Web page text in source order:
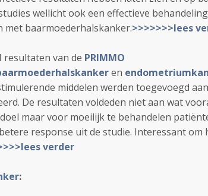
wellicht ook een effectieve
met baarmoederhalskanker.>>>>>>>lees
resultaten van de PRIMMO
en
middelen werden toegevoegd
De resultaten voldeden niet aan wat
maar voor moeilijk te behandelen
response uit de studie. Interessant
verder
: